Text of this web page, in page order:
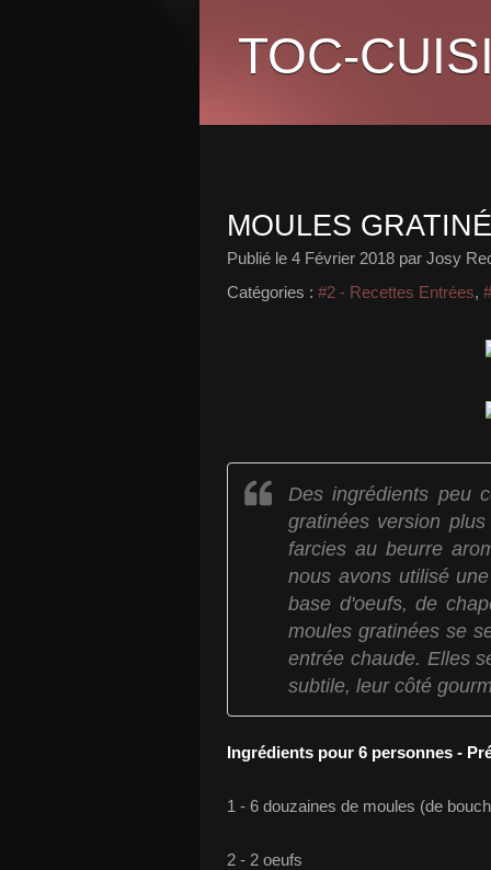
TOC-
MOULES
Publié le 4 Février 2018 par Josy
Catégories : #2 - Recettes Entrées,
Des ingrédients peu
gratinées version
farcies au beurre
nous avons utilisé
base d'oeufs, de
moules gratinées se
entrée chaude. Elles
subtile, leur côté
Ingrédients pour 6 personnes -
1 - 6 douzaines de moules (de
2 - 2 oeufs